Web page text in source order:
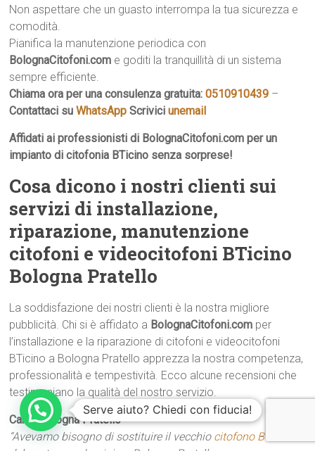
Non aspettare che un guasto interrompa la tua sicurezza e
comodità.
Pianifica la manutenzione periodica con
BolognaCitofoni.com e goditi la tranquillità di un sistema
sempre efficiente.
Chiama ora per una consulenza gratuita:0510910439 –
Contattaci suWhatsApp Scriviciunemail
Affidati ai professionisti di BolognaCitofoni.com per un
impianto di citofonia BTicino senza sorprese!
Cosa dicono i nostri clienti sui
servizi di installazione,
riparazione, manutenzione
citofoni e videocitofoni BTicino
Bologna Pratello
La soddisfazione dei nostri clienti è la nostra migliore
pubblicità. Chi si è affidato a BolognaCitofoni.com per
l’installazione e la riparazione di citofoni e videocitofoni
BTicino a Bologna Pratello apprezza la nostra competenza,
professionalità e tempestività. Ecco alcune recensioni che
testimoniano la qualità del nostro servizio.
Carla  Bologna Pratello
“Avevamo bisogno di sostituire il vecchio citofono BTicino
Serve aiuto? Chiedi con fiducia!